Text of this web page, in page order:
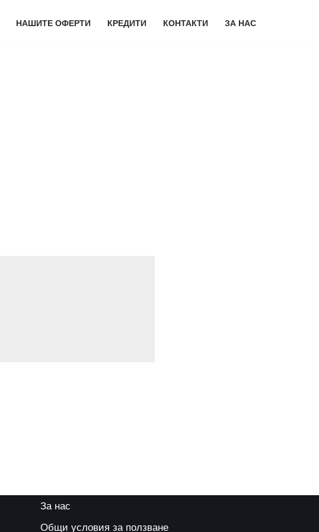
НАШИТЕ ОФЕРТИ КРЕДИТИ КОНТАКТИ ЗА НАС
За нас
Общи условия за ползване